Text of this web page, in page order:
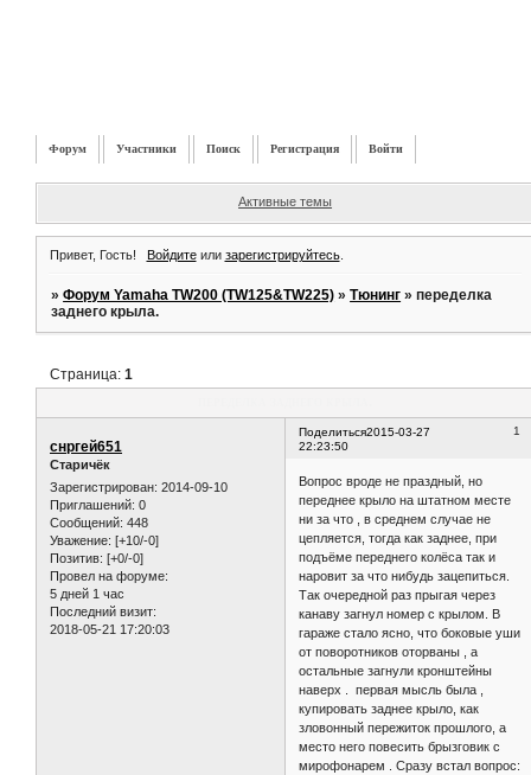
Форум Участники Поиск Регистрация Войти
Активные темы
Привет, Гость! Войдитеили зарегистрируйтесь.
»Форум Yamaha TW200 (TW125&TW225) »Тюнинг »переделка
заднего крыла.
Страница:1
Поделиться 1
2015-03-27
22:23:50
снргей651
Старичёк
Зарегистрирован: 2014-09-10
Приглашений: 0
Сообщений: 448
Уважение: [+10/-0]
Позитив: [+0/-0]
Провел на форуме:
5 дней 1 час
Последний визит:
2018-05-21 17:20:03
Вопрос вроде не праздный, но
переднее крыло на штатном месте
ни за что , в среднем случае не
цепляется, тогда как заднее, при
подъёме переднего колёса так и
наровит за что нибудь зацепиться.
Так очередной раз прыгая через
канаву загнул номер с крылом. В
гараже стало ясно, что боковые уши
от поворотников оторваны , а
остальные загнули кронштейны
наверх . первая мысль была ,
купировать заднее крыло, как
зловонный пережиток прошлого, а
место него повесить брызговик с
мирофонарем . Сразу встал вопрос: